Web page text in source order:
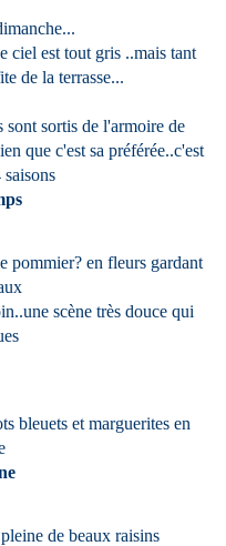
ciel est tout gris ..mais tant
de la terrasse...
sortis de l'armoire de
que c'est sa préférée..c'est
saisons
pommier? en fleurs gardant
scène très douce qui
bleuets et marguerites en
de beaux raisins